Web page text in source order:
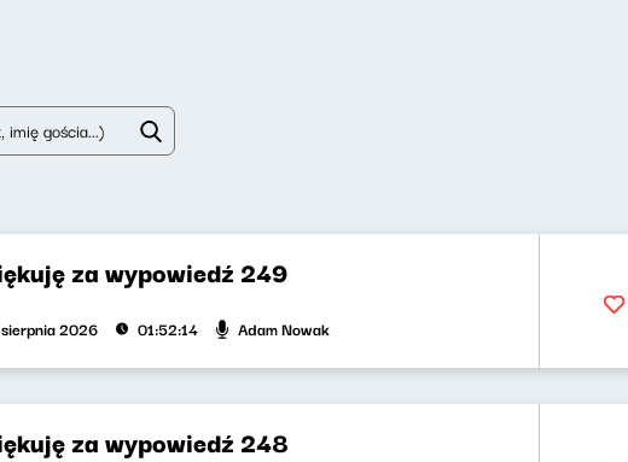
za wypowiedź 249
2026 01:52:14 Adam Nowak
za wypowiedź 248